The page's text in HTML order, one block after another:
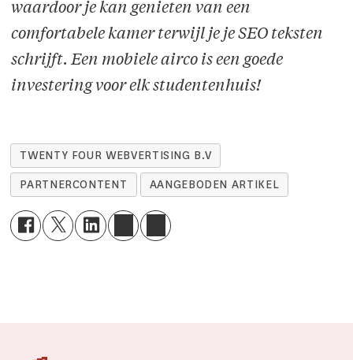
waardoor je kan genieten van een
comfortabele kamer terwijl je je SEO teksten
schrijft. Een mobiele airco is een goede
investering voor elk studentenhuis!
TWENTY FOUR WEBVERTISING B.V
PARTNERCONTENT AANGEBODEN ARTIKEL